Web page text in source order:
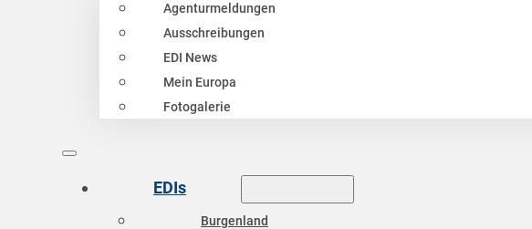
Agenturmeldungen
Ausschreibungen
EDI News
Mein Europa
Fotogalerie
EDIs
Burgenland